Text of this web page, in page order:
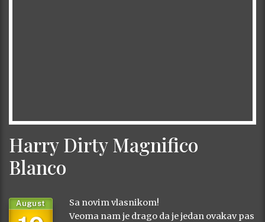
Harry Dirty Magnifico
Blanco
August
Sa novim vlasnikom!
Veoma nam je drago da je jedan ovakav pas